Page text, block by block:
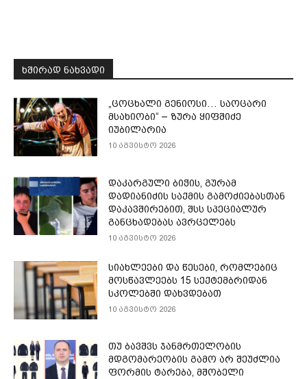
ᲮᲨᲘᲠᲐᲓ ᲜᲐᲮᲕᲐᲓᲘ
„ცოცხალი გენიოსი… საოცარი
მსახიობი“ – ზურა ყიფშიძე
იუბილარია
10 აგვისტო 2026
დაკარგული ბიჭის, გურამ
დადიანიძის საქმის გამოძიებასთან
დაკავშირებით, შსს სპეციალურ
განცხადებას ავრცელებს
10 აგვისტო 2026
სიახლეები და წესები, რომლებიც
მოსწავლეებს 15 სექტემბრიდან
სკოლებში დახვდებათ
10 აგვისტო 2026
თუ ბავშვს ჯანმრთელობის
მდგომარეობის გამო არ შეუძლია
ფორმის ტარება, მშობელი